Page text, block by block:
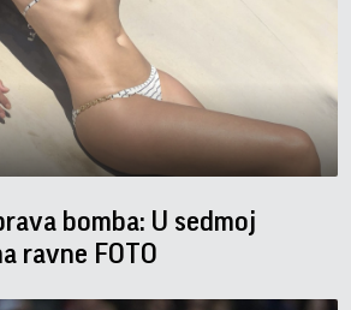
bomba: U sedmoj
ravne FOTO